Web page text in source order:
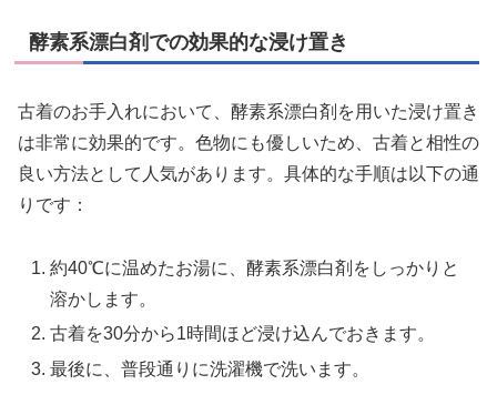
酵素系漂白剤での効果的な浸け置き
古着のお手入れにおいて、酵素系漂白剤を用いた浸け置き
は非常に効果的です。色物にも優しいため、古着と相性の
良い方法として人気があります。具体的な手順は以下の通
りです：
約40℃に温めたお湯に、酵素系漂白剤をしっかりと
溶かします。
古着を30分から1時間ほど浸け込んでおきます。
最後に、普段通りに洗濯機で洗います。